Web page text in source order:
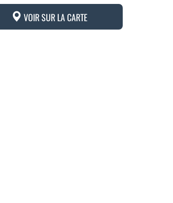
VOIR SUR LA CARTE